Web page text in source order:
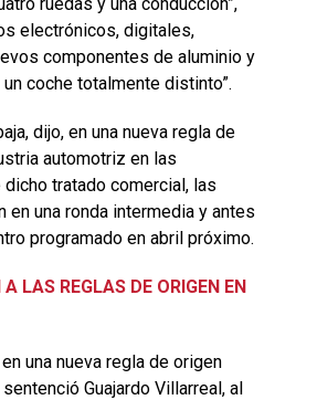
electrónicos, digitales,
componentes de aluminio y
coche totalmente distinto”.
dijo, en una nueva regla de
automotriz en las
tratado comercial, las
en una ronda intermedia y antes
programado en abril próximo.
LAS REGLAS DE ORIGEN EN
una nueva regla de origen
Guajardo Villarreal, al